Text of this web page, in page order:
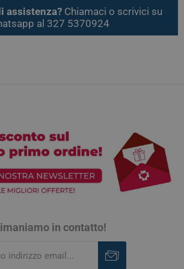
assistenza? Chiamaci o scrivici su
al 327 5370924
in contatto!